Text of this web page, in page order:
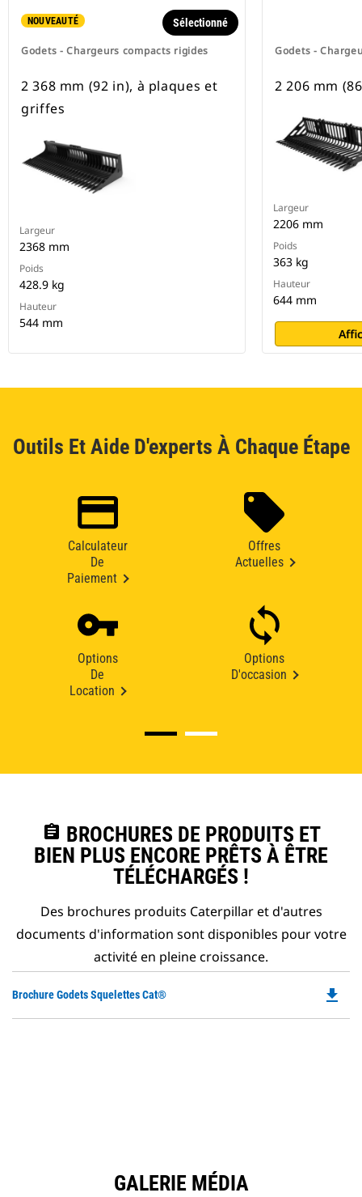
NOUVEAUTÉ
Godets - Chargeurs compacts rigides
Sélectionné
2 368 mm (92 in), à plaques et
griffes
Largeur
2368 mm
Poids
428.9 kg
Hauteur
544 mm
Godets -
2 206 mm
Largeur
2206 mm
Poids
363 kg
Hauteur
644 mm
Outils Et Aide D'experts À Chaque Étape
Calculateur
De
Paiement
Offres
Actuelles
Options
De
Location
Options
D'occasion
assignment BROCHURES DE PRODUITS ET
BIEN PLUS ENCORE PRÊTS À ÊTRE
TÉLÉCHARGÉS !
Des brochures produits Caterpillar et d'autres
documents d'information sont disponibles pour votre
activité en pleine croissance.
Brochure Godets Squelettes Cat® file_download
GALERIE MÉDIA